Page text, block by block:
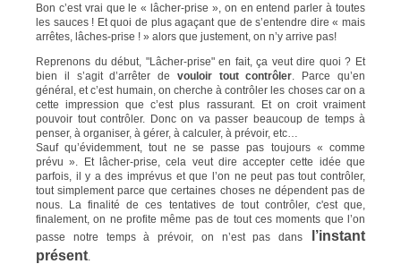
Bon c’est vrai que le « lâcher-prise », on en entend parler à toutes
les sauces ! Et quoi de plus agaçant que de s’entendre dire « mais
arrêtes, lâches-prise ! » alors que justement, on n’y arrive pas!
Reprenons du début, "Lâcher-prise" en fait, ça veut dire quoi ? Et
bien il s’agit d’arrêter de vouloir tout contrôler . Parce qu’en
général, et c’est humain, on cherche à contrôler les choses car on a
cette impression que c’est plus rassurant. Et on croit vraiment
pouvoir tout contrôler. Donc on va passer beaucoup de temps à
penser, à organiser, à gérer, à calculer, à prévoir, etc…
Sauf qu’évidemment, tout ne se passe pas toujours « comme
prévu ». Et lâcher-prise, cela veut dire accepter cette idée que
parfois, il y a des imprévus et que l’on ne peut pas tout contrôler,
tout simplement parce que certaines choses ne dépendent pas de
nous. La finalité de ces tentatives de tout contrôler, c'est que,
finalement, on ne profite même pas de tout ces moments que l’on
passe notre temps à prévoir, on n’est pas dans
l’instant
présent